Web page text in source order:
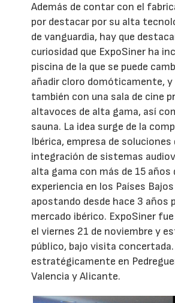
Además de contar con el
por destacar por su alta
de vanguardia, hay que
curiosidad que ExpoSiner ha
piscina de la que se puede
añadir cloro domóticamente, y
también con una sala de cine
altavoces de alta gama, así
sauna. La idea surge de la
Ibérica, empresa de soluciones
integración de sistemas
alta gama con más de 15 años
experiencia en los Países
apostando desde hace 3 años
mercado ibérico. ExpoSiner
el viernes 21 de noviembre y
público, bajo visita
estratégicamente en
Valencia y Alicante.